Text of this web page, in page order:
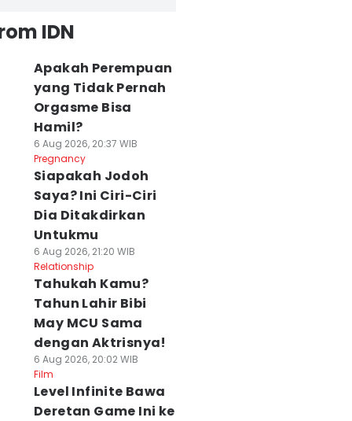
IDN
Apakah Perempuan
yang Tidak Pernah
Orgasme Bisa
Hamil?
6 Aug 2026, 20:37 WIB
Pregnancy
Siapakah Jodoh
Saya? Ini Ciri-Ciri
Dia Ditakdirkan
Untukmu
6 Aug 2026, 21:20 WIB
Relationship
Tahukah Kamu?
Tahun Lahir Bibi
May MCU Sama
dengan Aktrisnya!
6 Aug 2026, 20:02 WIB
Film
Level Infinite Bawa
Deretan Game Ini ke